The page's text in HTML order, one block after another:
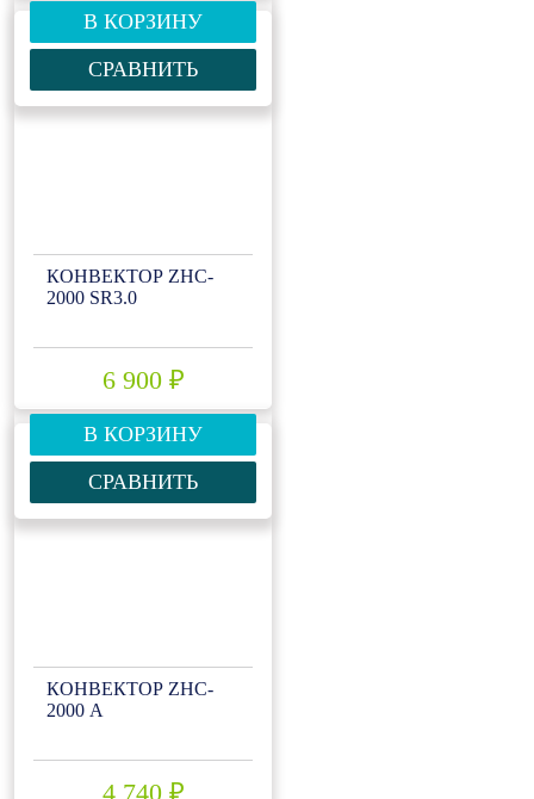
В КОРЗИНУ
СРАВНИТЬ
КОНВЕКТОР ZHC-
2000 SR3.0
6 900 ₽
В КОРЗИНУ
СРАВНИТЬ
КОНВЕКТОР ZHC-
2000 А
4 740 ₽